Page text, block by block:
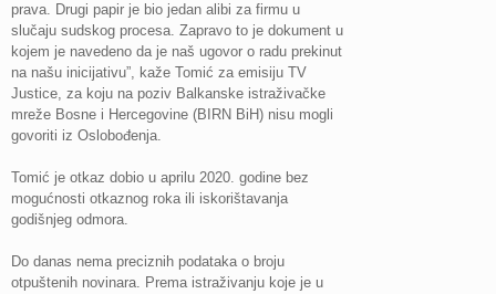
prava. Drugi papir je bio jedan alibi za firmu u
slučaju sudskog procesa. Zapravo to je dokument u
kojem je navedeno da je naš ugovor o radu prekinut
na našu inicijativu”, kaže Tomić za emisiju TV
Justice, za koju na poziv Balkanske istraživačke
mreže Bosne i Hercegovine (BIRN BiH) nisu mogli
govoriti iz Oslobođenja.
Tomić je otkaz dobio u aprilu 2020. godine bez
mogućnosti otkaznog roka ili iskorištavanja
godišnjeg odmora.
Do danas nema preciznih podataka o broju
otpuštenih novinara. Prema istraživanju koje je u